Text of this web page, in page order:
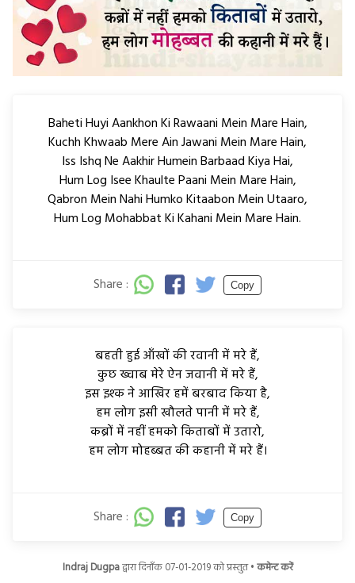
Baheti Huyi Aankhon Ki Rawaani Mein Mare Hain,
Kuchh Khwaab Mere Ain Jawani Mein Mare Hain,
Iss Ishq Ne Aakhir Humein Barbaad Kiya Hai,
Hum Log Isee Khaulte Paani Mein Mare Hain,
Qabron Mein Nahi Humko Kitaabon Mein Utaaro,
Hum Log Mohabbat Ki Kahani Mein Mare Hain.
Share : Copy
बहती हुई आँखों की रवानी में मरे हैं,
कुछ ख्वाब मेरे ऐन जवानी में मरे हैं,
इस इश्क ने आखिर हमें बरबाद किया है,
हम लोग इसी खौलते पानी में मरे हैं,
कब्रों में नहीं हमको किताबों में उतारो,
हम लोग मोहब्बत की कहानी में मरे हैं।
Share : Copy
Indraj Dugpaद्वारा दिनाँक 07-01-2019 को प्रस्तुत •कमेन्ट करें